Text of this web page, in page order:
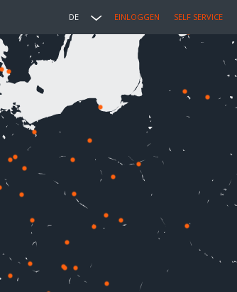
DE EINLOGGEN SELF SERVICE